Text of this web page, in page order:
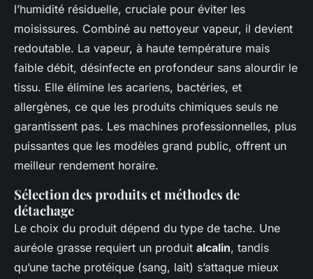
l’humidité résiduelle, cruciale pour éviter les
moisissures. Combiné au nettoyeur vapeur, il devient
redoutable. La vapeur, à haute température mais
faible débit, désinfecte en profondeur sans alourdir le
tissu. Elle élimine les acariens, bactéries, et
allergènes, ce que les produits chimiques seuls ne
garantissent pas. Les machines professionnelles, plus
puissantes que les modèles grand public, offrent un
meilleur rendement horaire.
Sélection des produits et méthodes de
détachage
Le choix du produit dépend du type de tache. Une
auréole grasse requiert un produit alcalin, tandis
qu’une tache protéique (sang, lait) s’attaque mieux